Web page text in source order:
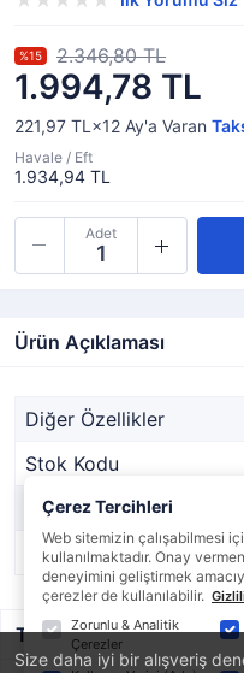
Size daha iyi bir alışveriş
1.994,78 TL
%15 2.346,80 TL
221,97 TL×12 Ay'a Varan
Havale / Eft
1.934,94 TL
Adet
Ürün Açıklaması
Diğer Özellikler
Stok Kodu
Marka
Stok Durumu
Taksit / Ödeme
Çerez Tercihleri
Web sitemizin çalışabilmesi
kullanılmaktadır. Onay
deneyimini geliştirmek
çerezler de kullanılabilir.
Zorunlu & Analitik
Çerezler